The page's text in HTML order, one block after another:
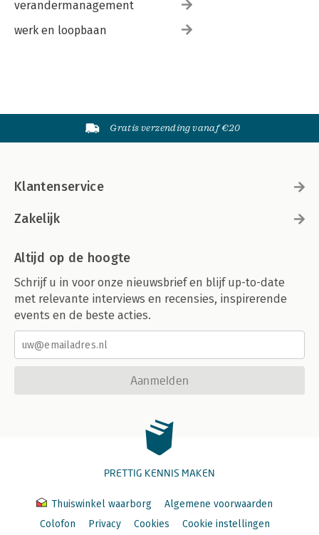
verandermanagement
werk en loopbaan
Gratis verzending vanaf €20
Klantenservice
Zakelijk
Altijd op de hoogte
Schrijf u in voor onze nieuwsbrief en blijf up-to-date
met relevante interviews en recensies, inspirerende
events en de beste acties.
Aanmelden
PRETTIG KENNIS MAKEN
Thuiswinkel waarborg
Algemene voorwaarden
Colofon
Privacy Cookies Cookie instellingen